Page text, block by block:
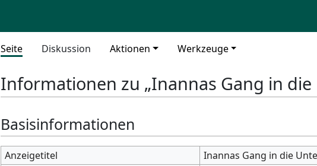
Seite Diskussion Aktionen Werkzeuge
Informationen zu „Inannas Gang in die
Basisinformationen
Anzeigetitel
Inannas Gang in die